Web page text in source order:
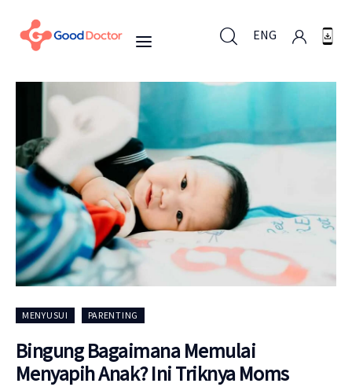
ENG
Untuk Bisnis
Untuk Anda
Mengapa Good Doctor
MENYUSUI PARENTING
Bingung Bagaimana Memulai
Menyapih Anak? Ini Triknya Moms